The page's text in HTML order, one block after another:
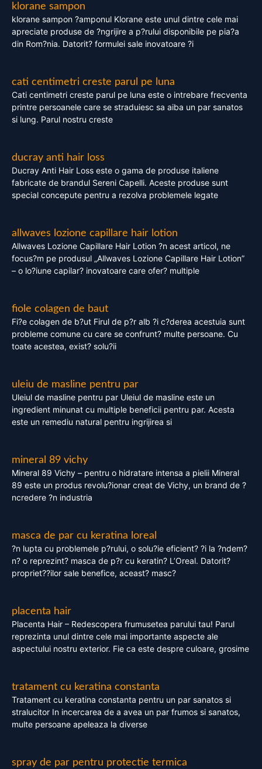
klorane sampon
klorane sampon ?amponul Klorane este unul dintre cele mai
apreciate produse de ?ngrijire a p?rului disponibile pe pia?a
din Rom?nia. Datorit? formulei sale inovatoare ?i
cati centimetri creste parul pe luna
Cati centimetri creste parul pe luna este o intrebare frecventa
printre persoanele care se straduiesc sa aiba un par sanatos
si lung. Parul nostru creste
ducray anti hair loss
Ducray Anti Hair Loss este o gama de produse italiene
fabricate de brandul Sereni Capelli. Aceste produse sunt
special concepute pentru a rezolva problemele legate
allwaves lozione capillare hair lotion
Allwaves Lozione Capillare Hair Lotion ?n acest articol, ne
focus?m pe produsul „Allwaves Lozione Capillare Hair Lotion”
– o lo?iune capilar? inovatoare care ofer? multiple
fiole colagen de baut
Fi?e colagen de b?ut Firul de p?r alb ?i c?derea acestuia sunt
probleme comune cu care se confrunt? multe persoane. Cu
toate acestea, exist? solu?ii
uleiu de masline pentru par
Uleiul de masline pentru par Uleiul de masline este un
ingredient minunat cu multiple beneficii pentru par. Acesta
este un remediu natural pentru ingrijirea si
mineral 89 vichy
Mineral 89 Vichy – pentru o hidratare intensa a pielii Mineral
89 este un produs revolu?ionar creat de Vichy, un brand de ?
ncredere ?n industria
masca de par cu keratina loreal
?n lupta cu problemele p?rului, o solu?ie eficient? ?i la ?ndem?
n? o reprezint? masca de p?r cu keratin? L’Oreal. Datorit?
propriet??ilor sale benefice, aceast? masc?
placenta hair
Placenta Hair – Redescopera frumusetea parului tau! Parul
reprezinta unul dintre cele mai importante aspecte ale
aspectului nostru exterior. Fie ca este despre culoare, grosime
tratament cu keratina constanta
Tratament cu keratina constanta pentru un par sanatos si
stralucitor In incercarea de a avea un par frumos si sanatos,
multe persoane apeleaza la diverse
spray de par pentru protectie termica